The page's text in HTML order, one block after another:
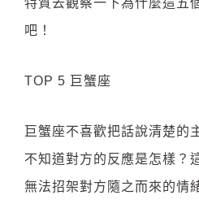
特質去觀察一下為什麼這五
吧！
TOP 5 巨蟹座
巨蟹座不喜歡把話說清楚的
不知道對方的反應是怎樣？
無法招架對方隨之而來的情